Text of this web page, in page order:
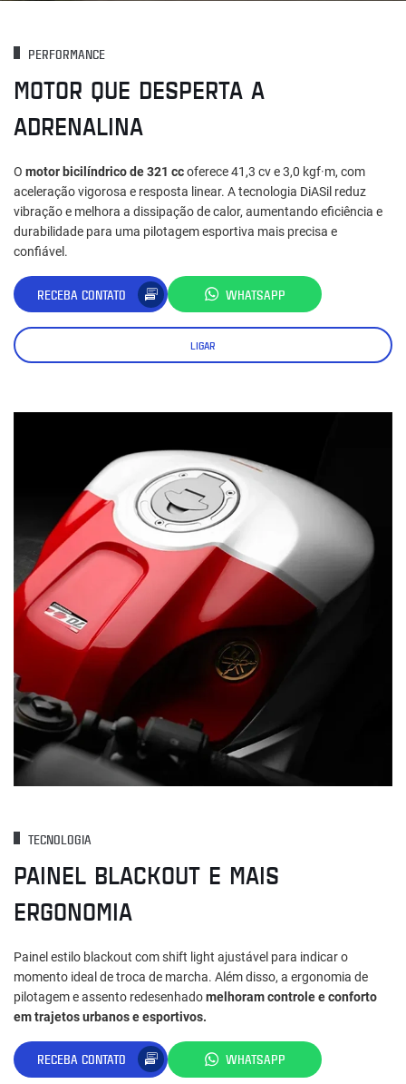
PERFORMANCE
MOTOR QUE DESPERTA A
ADRENALINA
O motor bicilíndrico de 321 ccoferece 41,3 cv e 3,0 kgf·m, com
aceleração vigorosa e resposta linear. A tecnologia DiASil reduz
vibração e melhora a dissipação de calor, aumentando eficiência e
durabilidade para uma pilotagem esportiva mais precisa e
confiável.
RECEBA CONTATO WHATSAPP
LIGAR
TECNOLOGIA
PAINEL BLACKOUT E MAIS
ERGONOMIA
Painel estilo blackout com shift light ajustável para indicar o
momento ideal de troca de marcha. Além disso, a ergonomia de
pilotagem e assento redesenhadomelhoram controle e conforto
em trajetos urbanos e esportivos.
RECEBA CONTATO WHATSAPP